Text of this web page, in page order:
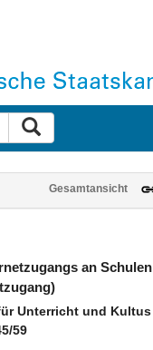
zurücksetzen
Gesamtansicht
an Schulen
Unterricht und Kultus
59